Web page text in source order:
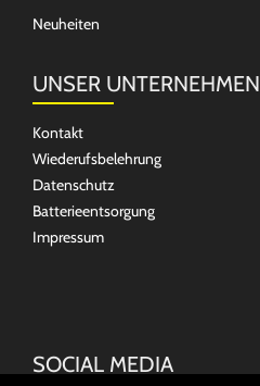
Neuheiten
UNSER UNTERNEHMEN
Kontakt
Wiederufsbelehrung
Datenschutz
Batterieentsorgung
Impressum
SOCIAL MEDIA